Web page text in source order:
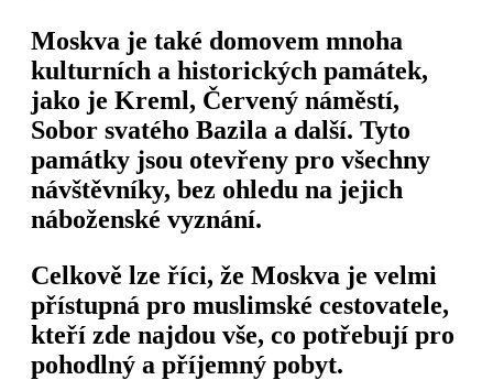
Moskva je také domovem mnoha
kulturních a historických památek,
jako je Kreml, Červený náměstí,
Sobor svatého Bazila a další. Tyto
památky jsou otevřeny pro všechny
návštěvníky, bez ohledu na jejich
náboženské vyznání.
Celkově lze říci, že Moskva je velmi
přístupná pro muslimské cestovatele,
kteří zde najdou vše, co potřebují pro
pohodlný a příjemný pobyt.